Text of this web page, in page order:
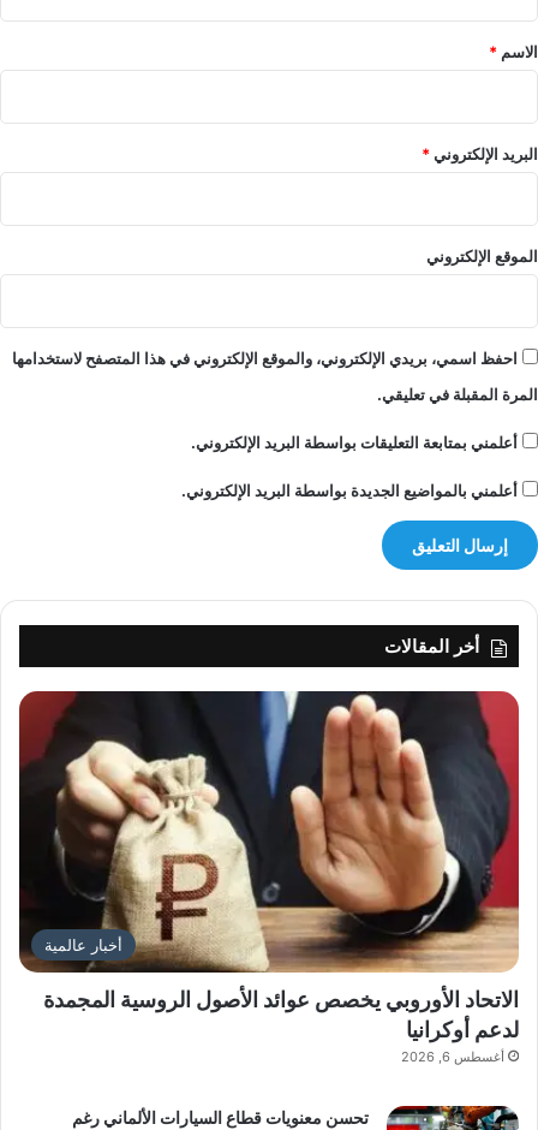
سا
م
ا
ق
ن
ن
ي
ل
و
ا
ف
ت
ق
س
ة
*
الاسم *
البريد الإلكتروني*
الموقع الإلكتروني
احفظ اسمي، بريدي الإلكتروني، والموقع الإلكتروني في هذا المتصفح لاستخدامها
المرة المقبلة في تعليقي.
أعلمني بمتابعة التعليقات بواسطة البريد الإلكتروني.
أعلمني بالمواضيع الجديدة بواسطة البريد الإلكتروني.
أخر المقالات
أخبار عالمية
الاتحاد الأوروبي يخصص عوائد الأصول الروسية المجمدة
لدعم أوكرانيا
أغسطس 6, 2026
تحسن معنويات قطاع السيارات الألماني رغم